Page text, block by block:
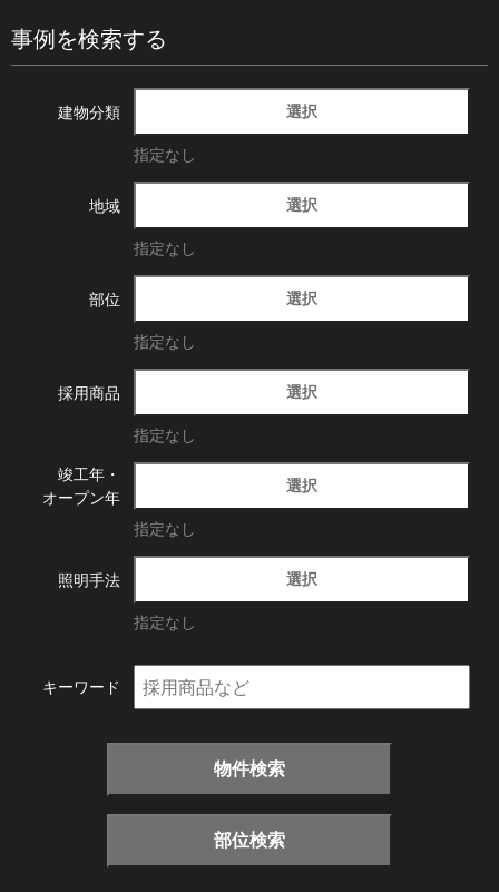
事例を検索する
建物分類 選択
指定なし
地域 選択
指定なし
部位 選択
指定なし
採用商品 選択
指定なし
竣工年・
オープン年
選択
指定なし
照明手法 選択
指定なし
キーワード
物件検索
部位検索